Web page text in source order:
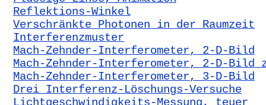
Reflektions-Winkel
Verschränkte Photonen in der Raumzeit
Interferenzmuster
Mach-Zehnder-Interferometer, 2-D-Bild
Mach-Zehnder-Interferometer, 2-D-Bild
Mach-Zehnder-Interferometer, 3-D-Bild
Drei Interferenz-Löschungs-Versuche